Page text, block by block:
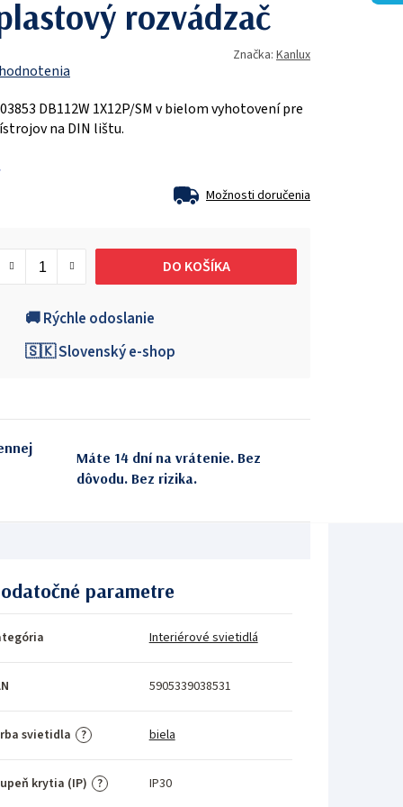
rozvádzač
Značka: Kanlux
DB112W 1X12P/SM v bielom vyhotovení pre
na DIN lištu.
Možnosti doručenia
DO KOŠÍKA
🚚 Rýchle odoslanie
🇸🇰 Slovenský e-shop
Máte 14 dní na vrátenie. Bez
dôvodu. Bez rizika.
parametre
Interiérové svietidlá
5905339038531
?
svietidla biela
?
krytia (IP) IP30